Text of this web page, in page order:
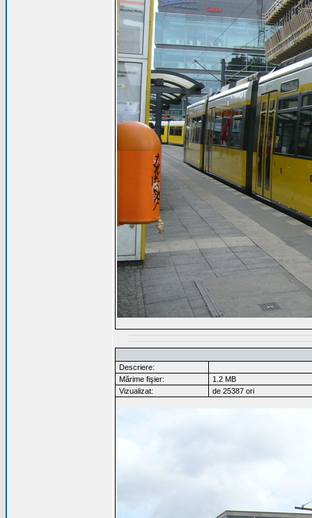
Descriere:
Mărime fişier:
1.2 MB
Vizualizat:
de 25387 ori